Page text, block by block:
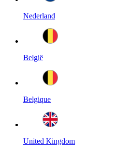
Nederland
België
Belgique
United Kingdom